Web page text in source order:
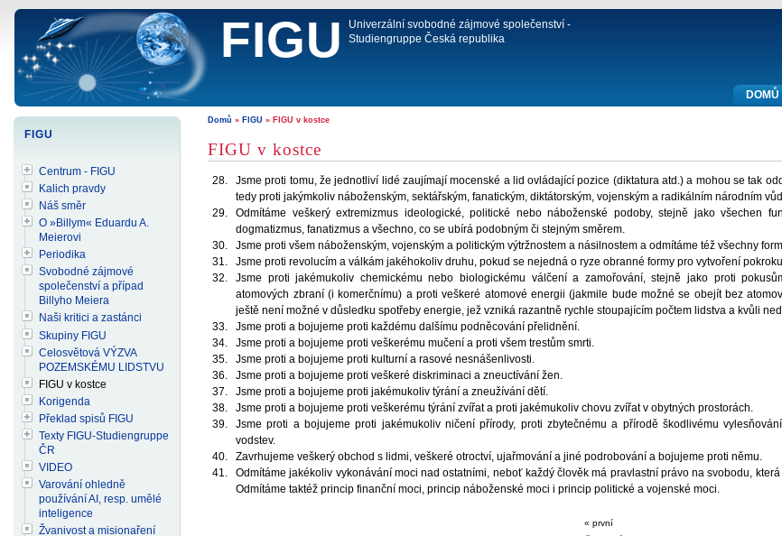
FIGU Univerzální svobodné zájmové společenství -
Studiengruppe Česká republika
Domů » FIGU » FIGU v kostce
FIGU v kostce
Jsme proti tomu, že jednotliví lidé zaujímají mocenské a lid ovládající pozice (diktatura atd.) a mohou se tak
tedy proti jakýmkoliv náboženským, sektářským, fanatickým, diktátorským, vojenským a radikálním národním
Odmítáme veškerý extremizmus ideologické, politické nebo náboženské podoby, stejně jako všechen
dogmatizmus, fanatizmus a všechno, co se ubírá podobným či stejným směrem.
Jsme proti všem náboženským, vojenským a politickým výtržnostem a násilnostem a odmítáme též všechny
Jsme proti revolucím a válkám jakéhokoliv druhu, pokud se nejedná o ryze obranné formy pro vytvoření
Jsme proti jakémukoliv chemickému nebo biologickému válčení a zamořování, stejně jako proti
atomových zbraní (i komerčnímu) a proti veškeré atomové energii (jakmile bude možné se obejít bez
ještě není možné v důsledku spotřeby energie, jež vzniká razantně rychle stoupajícím počtem lidstva a kvůli
Jsme proti a bojujeme proti každému dalšímu podněcování přelidnění.
Jsme proti a bojujeme proti veškerému mučení a proti všem trestům smrti.
Jsme proti a bojujeme proti kulturní a rasové nesnášenlivosti.
Jsme proti a bojujeme proti veškeré diskriminaci a zneuctívání žen.
Jsme proti a bojujeme proti jakémukoliv týrání a zneužívání dětí.
Jsme proti a bojujeme proti veškerému týrání zvířat a proti jakémukoliv chovu zvířat v obytných prostorách.
Jsme proti a bojujeme proti jakémukoliv ničení přírody, proti zbytečnému a přírodě škodlivému
vodstev.
Zavrhujeme veškerý obchod s lidmi, veškeré otroctví, ujařmování a jiné podrobování a bojujeme proti němu.
Odmítáme jakékoliv vykonávání moci nad ostatními, neboť každý člověk má pravlastní právo na svobodu,
Odmítáme taktéž princip finanční moci, princip náboženské moci i princip politické a vojenské moci.
« první
DOMŮ
FIGU
Centrum - FIGU
Kalich pravdy
Náš směr
O »Billym« Eduardu A.
Meierovi
Periodika
Svobodné zájmové
společenství a případ
Billyho Meiera
Naši kritici a zastánci
Skupiny FIGU
Celosvětová VÝZVA
POZEMSKÉMU LIDSTVU
FIGU v kostce
Korigenda
Překlad spisů FIGU
Texty FIGU-Studiengruppe
ČR
VIDEO
Varování ohledně
používání AI, resp. umělé
inteligence
Žvanivost a misionaření